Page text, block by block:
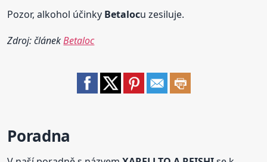
Pozor, alkohol účinky Betalocu zesiluje.
Zdroj: článekBetaloc
Poradna